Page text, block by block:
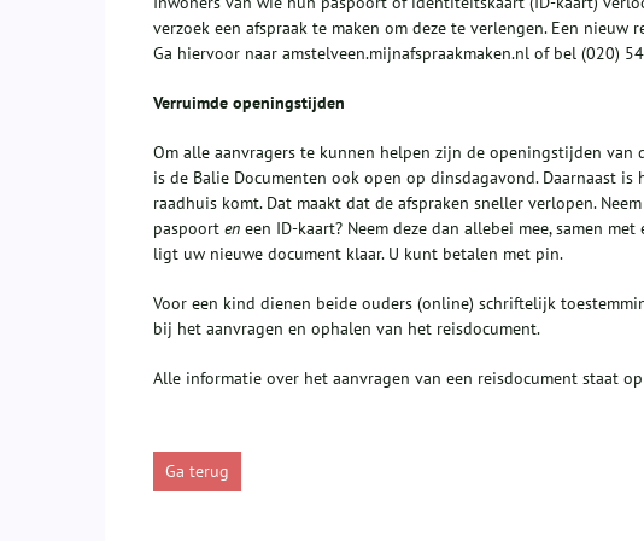
verzoek een afspraak te maken om deze te verlengen. Een
Ga hiervoor naar amstelveen.mijnafspraakmaken.nl of bel (020)
Verruimde openingstijden
Om alle aanvragers te kunnen helpen zijn de openingstijden
is de Balie Documenten ook open op dinsdagavond. Daarnaast
raadhuis komt. Dat maakt dat de afspraken sneller verlopen.
paspoort en een ID-kaart? Neem deze dan allebei mee, samen
ligt uw nieuwe document klaar. U kunt betalen met pin.
Voor een kind dienen beide ouders (online) schriftelijk
bij het aanvragen en ophalen van het reisdocument.
Alle informatie over het aanvragen van een reisdocument staat
Ga terug